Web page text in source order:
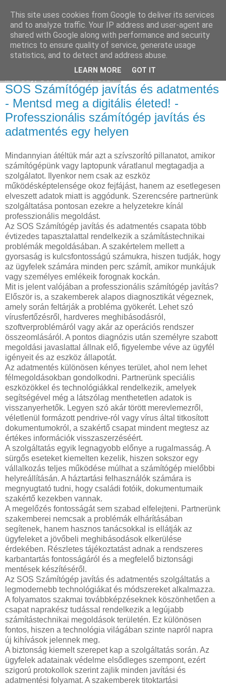
Facebook online marketing
SOS Számítógép javítás és adatmentés
- Mentsd meg a digitális életed! -
Professzionális számítógép javítás és
adatmentés egy helyen
Mindannyian átéltük már azt a szívszorító pillanatot, amikor
számítógépünk vagy laptopunk váratlanul megtagadja a
szolgálatot. Ilyenkor nem csak az eszköz
működésképtelensége okoz fejfájást, hanem az esetlegesen
elveszett adatok miatt is aggódunk. Szerencsére partnerünk
szolgáltatása pontosan ezekre a helyzetekre kínál
professzionális megoldást.
Az SOS Számítógép javítás és adatmentés csapata több
évtizedes tapasztalattal rendelkezik a számítástechnikai
problémák megoldásában. A szakértelem mellett a
gyorsaság is kulcsfontosságú számukra, hiszen tudják, hogy
az ügyfelek számára minden perc számít, amikor munkájuk
vagy személyes emlékeik forognak kockán.
Mit is jelent valójában a professzionális számítógép javítás?
Először is, a szakemberek alapos diagnosztikát végeznek,
amely során feltárják a probléma gyökerét. Lehet szó
vírusfertőzésről, hardveres meghibásodásról,
szoftverproblémáról vagy akár az operációs rendszer
összeomlásáról. A pontos diagnózis után személyre szabott
megoldási javaslattal állnak elő, figyelembe véve az ügyfél
igényeit és az eszköz állapotát.
Az adatmentés különösen kényes terület, ahol nem lehet
félmegoldásokban gondolkodni. Partnerünk speciális
eszközökkel és technológiákkal rendelkezik, amelyek
segítségével még a látszólag menthetetlen adatok is
visszanyerhetők. Legyen szó akár törött merevlemezről,
véletlenül formázott pendrive-ról vagy vírus által titkosított
dokumentumokról, a szakértő csapat mindent megtesz az
értékes információk visszaszerzéséért.
A szolgáltatás egyik legnagyobb előnye a rugalmasság. A
sürgős eseteket kiemelten kezelik, hiszen sokszor egy
vállalkozás teljes működése múlhat a számítógép mielőbbi
helyreállításán. A háztartási felhasználók számára is
megnyugtató tudni, hogy családi fotóik, dokumentumaik
szakértő kezekben vannak.
A megelőzés fontosságát sem szabad elfelejteni. Partnerünk
szakemberei nemcsak a problémák elhárításában
segítenek, hanem hasznos tanácsokkal is ellátják az
ügyfeleket a jövőbeli meghibásodások elkerülése
érdekében. Részletes tájékoztatást adnak a rendszeres
karbantartás fontosságáról és a megfelelő biztonsági
mentések készítéséről.
Az SOS Számítógép javítás és adatmentés szolgáltatás a
legmodernebb technológiákat és módszereket alkalmazza.
A folyamatos szakmai továbbképzéseknek köszönhetően a
csapat naprakész tudással rendelkezik a legújabb
számítástechnikai megoldások területén. Ez különösen
fontos, hiszen a technológia világában szinte napról napra
új kihívások jelennek meg.
A biztonság kiemelt szerepet kap a szolgáltatás során. Az
ügyfelek adatainak védelme elsődleges szempont, ezért
szigorú protokollok szerint zajlik minden javítási és
adatmentési folyamat. A szakemberek titoktartási
This site uses cookies from Google to deliver its services
and to analyze traffic. Your IP address and user-agent are
shared with Google along with performance and security
metrics to ensure quality of service, generate usage
statistics, and to detect and address abuse.
LEARN MORE GOT IT